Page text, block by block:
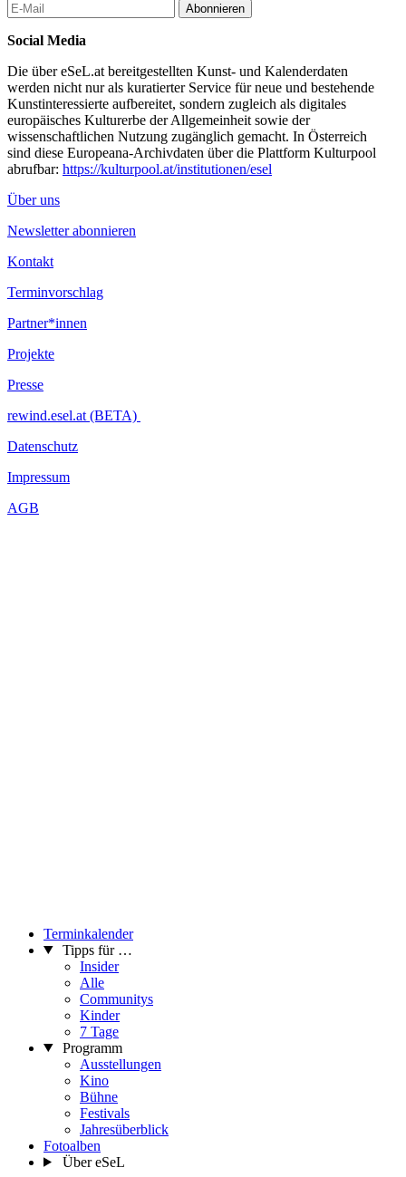
Abonnieren
Social Media
Die über eSeL.at bereitgestellten Kunst- und Kalenderdaten
werden nicht nur als kuratierter Service für neue und bestehende
Kunstinteressierte aufbereitet, sondern zugleich als digitales
europäisches Kulturerbe der Allgemeinheit sowie der
wissenschaftlichen Nutzung zugänglich gemacht. In Österreich
sind diese Europeana-Archivdaten über die Plattform Kulturpool
abrufbar: https://kulturpool.at/institutionen/esel
Über uns
Newsletter abonnieren
Kontakt
Terminvorschlag
Partner*innen
Projekte
Presse
rewind.esel.at (BETA)
Datenschutz
Impressum
AGB
Terminkalender
Tipps für …
Insider
Alle
Communitys
Kinder
7 Tage
Programm
Ausstellungen
Kino
Bühne
Festivals
Jahresüberblick
Fotoalben
Über eSeL